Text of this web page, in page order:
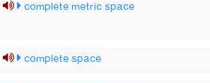
complete metric space
complete space